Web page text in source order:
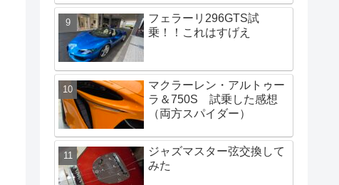
フェラーリ296GTS試
乗！！これはすげえ
マクラーレン・アルトゥー
ラ＆750S 試乗した感想
（両方スパイダー）
ジャズマスター弦交換して
みた